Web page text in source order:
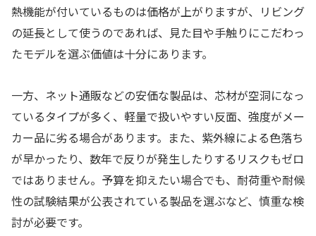
熱機能が付いているものは価格が上がりますが、リビング
の延長として使うのであれば、見た目や手触りにこだわっ
たモデルを選ぶ価値は十分にあります。
一方、ネット通販などの安価な製品は、芯材が空洞になっ
ているタイプが多く、軽量で扱いやすい反面、強度がメー
カー品に劣る場合があります。また、紫外線による色落ち
が早かったり、数年で反りが発生したりするリスクもゼロ
ではありません。予算を抑えたい場合でも、耐荷重や耐候
性の試験結果が公表されている製品を選ぶなど、慎重な検
討が必要です。